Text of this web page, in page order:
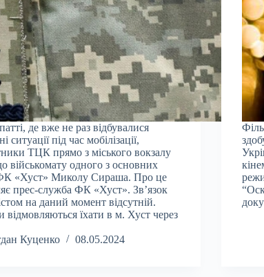
де вже не раз відбувалися
ситуації під час мобілізації,
ТЦК прямо з міського вокзалу
військомату одного з основних
«Хуст» Миколу Сираша. Про це
прес-служба ФК «Хуст». Звʼязок
на даний момент відсутній.
відмовляються їхати в м. Хуст через
Куценко
08.05.2024